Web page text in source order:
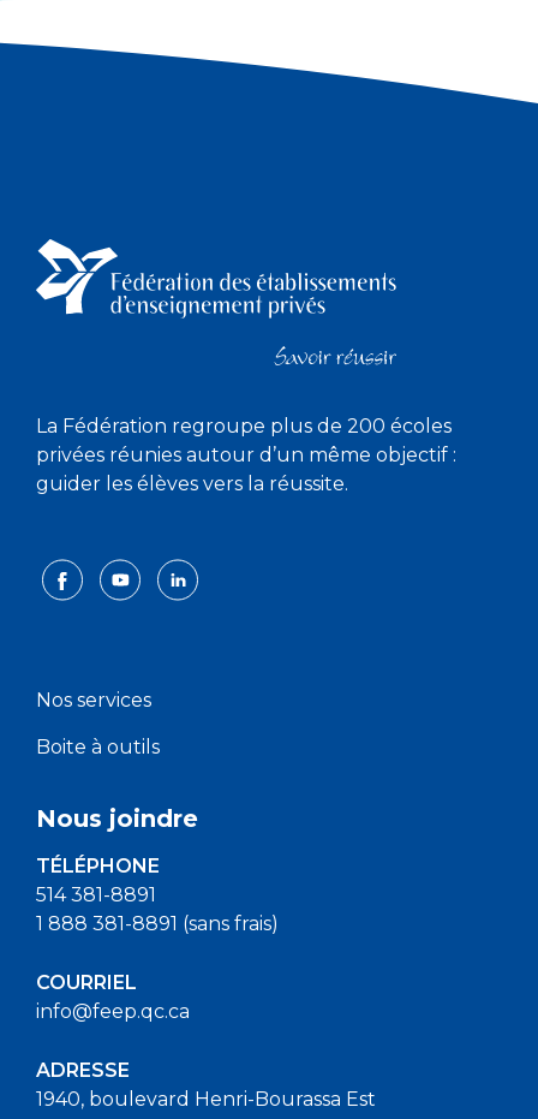
La Fédération regroupe plus de 200 écoles
privées réunies autour d’un même objectif :
guider les élèves vers la réussite.
Nos services
Boite à outils
Nous joindre
TÉLÉPHONE
514 381-8891
1 888 381-8891 (sans frais)
COURRIEL
info@feep.qc.ca
ADRESSE
1940, boulevard Henri-Bourassa Est